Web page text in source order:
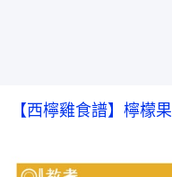
【西檸雞食譜】檸檬